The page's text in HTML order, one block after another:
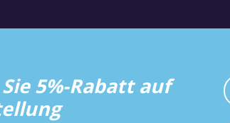
5%-Rabatt auf